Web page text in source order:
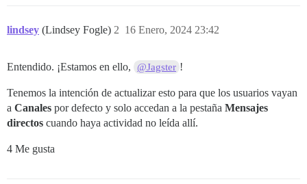
lindsey (Lindsey Fogle) 16 Enero, 2024 23:42
2
Entendido. ¡Estamos en ello, @Jagster !
Tenemos la intención de actualizar esto para que los usuarios vayan
a Canales por defecto y solo accedan a la pestaña Mensajes
directos cuando haya actividad no leída allí.
4 Me gusta